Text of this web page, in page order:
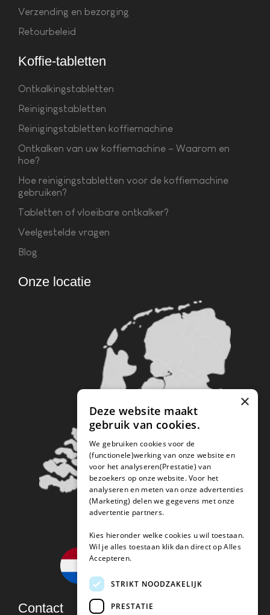
Verzending en bezorging
Retourbeleid
Koffie-tabletten
Ontkalkingstabletten
Reinigingstabletten
Reinigingstabletten koffiemachine
Ontkalken van uw koffiemachine – Waarom en
hoe?
Hoe reinigingstabletten voor de koffiemachine
gebruiken?
Tabletten of vloeibare ontkalker?
Veelgestelde vragen
Blog
Onze locatie
Contact
×
Deze website maakt
gebruik van cookies.
We gebruiken cookies voor de
(functionele)werking van onze website en
voor het analyseren(Prestatie) van
bezoekers op onze website. Voor het
analyseren en meten van onze advertenties
(Marketing) delen we gegevens met onze
advertentie partners.
Kies hieronder welke cookies u wil toestaan.
Wil je alles toestaan klik dan direct op Alles
Accepteren.
STRIKT NOODZAKELIJK
PRESTATIE